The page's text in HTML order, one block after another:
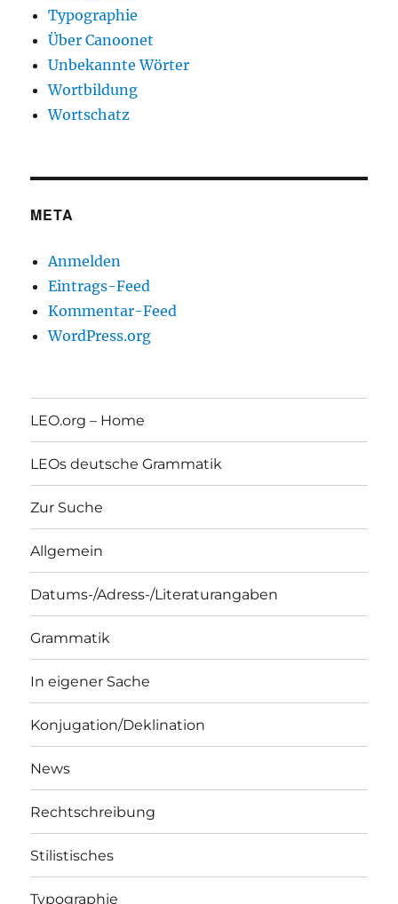
Typographie
Über Canoonet
Unbekannte Wörter
Wortbildung
Wortschatz
META
Anmelden
Eintrags-Feed
Kommentar-Feed
WordPress.org
LEO.org – Home
LEOs deutsche Grammatik
Zur Suche
Allgemein
Datums-/Adress-/Literaturangaben
Grammatik
In eigener Sache
Konjugation/Deklination
News
Rechtschreibung
Stilistisches
Typographie